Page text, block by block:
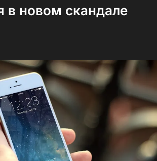
в новом скандале